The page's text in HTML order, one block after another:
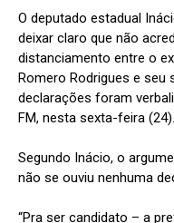
O deputado estadual
deixar claro que não
distanciamento entre o
Romero Rodrigues e seu
declarações foram
FM, nesta sexta-feira (24).
Segundo Inácio, o
não se ouviu nenhuma
“Pra ser candidato – a